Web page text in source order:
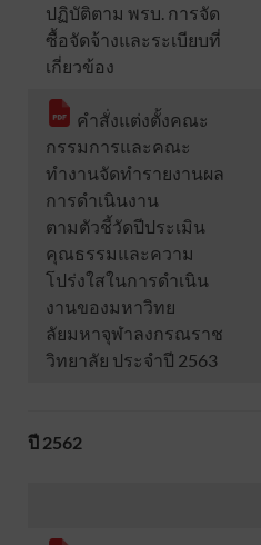
ปฏิบัติตาม พรบ. การจัด
ซื้อจัดจ้างและระเบียบที่
เกี่ยวข้อง
คำสั่งแต่งตั้งคณะ
กรรมการและคณะ
ทำงานจัดทำรายงานผล
การดำเนินงาน
ตามตัวชี้วัดปีประเมิน
คุณธรรมและความ
โปร่งใสในการดำเนิน
งานของมหาวิทย
ลัยมหาจุฬาลงกรณราช
วิทยาลัย ประจำปี 2563
ปี 2562